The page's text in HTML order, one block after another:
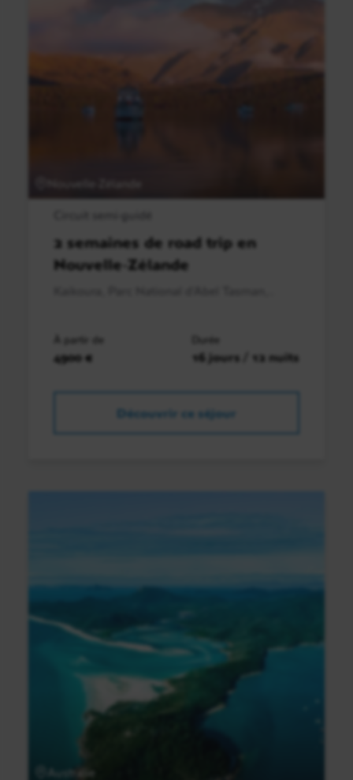
2 semaines de road trip en
Nouvelle-Zélande
À partir de
4900 €
Durée
16 jours / 12 nuits
Découvrir ce séjour
Australie